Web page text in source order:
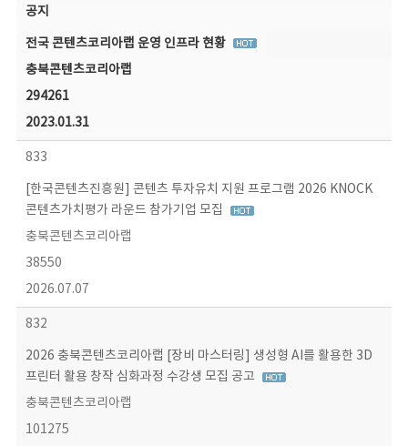
공지
전국 콘텐츠코리아랩 운영 인프라 현황
충북콘텐츠코리아랩
294261
2023.01.31
833
[한국콘텐츠진흥원] 콘텐츠 투자유치 지원 프로그램 2026 KNOCK
콘텐츠가치평가 라운드 참가기업 모집
충북콘텐츠코리아랩
38550
2026.07.07
832
2026 충북콘텐츠코리아랩 [장비 마스터링] 생성형 AI를 활용한 3D
프린터 활용 창작 심화과정 수강생 모집 공고
충북콘텐츠코리아랩
101275